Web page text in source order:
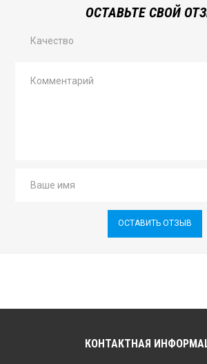
ОСТАВЬТЕ СВОЙ
Качество
ОСТАВИТЬ ОТЗЫВ
КОНТАКТНАЯ